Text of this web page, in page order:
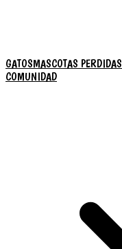
GATOSMASCOTAS PERDIDAS
COMUNIDAD